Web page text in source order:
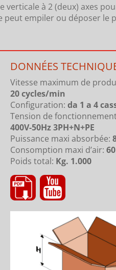
verticale à 2 (deux) axes
peut empiler ou déposer
DONNÉES
Vitesse maximum de
20 cycles/min
Configuration: da 1 a 4
Tension de
400V-50Hz 3PH+N+PE
Puissance maxi absorbée:
Consomption maxi d’air:
Poids total: Kg. 1.000